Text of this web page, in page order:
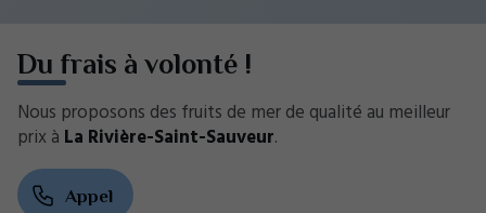
Du frais à volonté !
Nous proposons des fruits de mer de qualité au meilleur
prix à La Rivière-Saint-Sauveur.
Appel